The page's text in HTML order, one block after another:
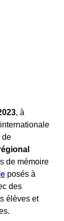
, à
de
de mémoire
posés à
des
élèves et